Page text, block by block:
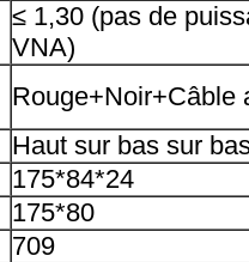
≤ 1,30 (pas de
VNA)
Rouge+Noir+Câble
Haut sur bas sur
175*84*24
175*80
709